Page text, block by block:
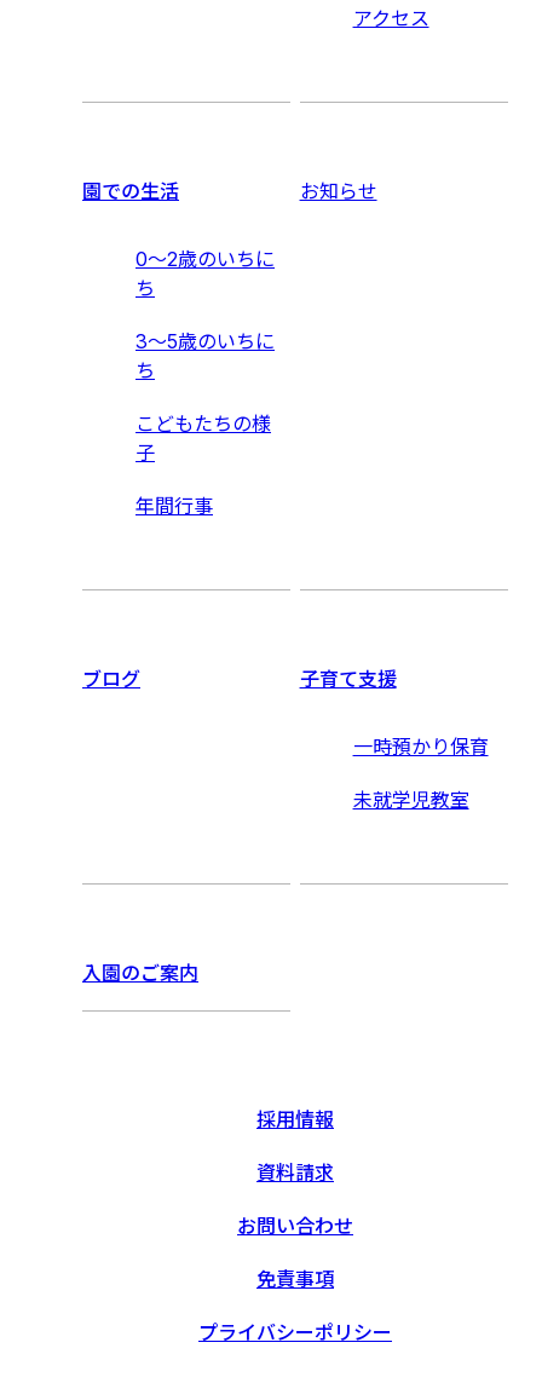
アクセス
園での生活
0〜2歳のいちに
ち
3〜5歳のいちに
ち
こどもたちの様
子
年間行事
お知らせ
ブログ 子育て支援
一時預かり保育
未就学児教室
入園のご案内
採用情報
資料請求
お問い合わせ
免責事項
プライバシーポリシー